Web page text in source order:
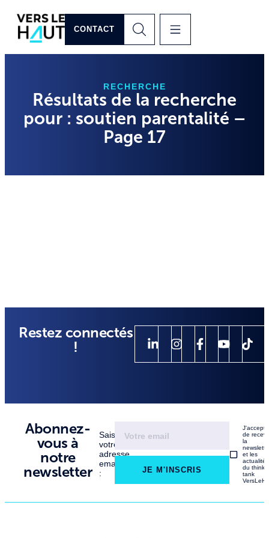
CONTACT
RECHERCHE
Résultats de la recherche
pour : soutien parentalité –
Page 17
Restez connectés
!
Abonnez-
vous à
notre
newsletter
Saisissez
votre
adresse
email
:
JE M'INSCRIS
J'accepte
de
la
et les
actualités
du think
tank